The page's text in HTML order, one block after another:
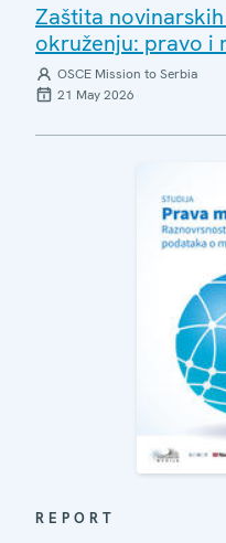
Zaštita
okruženju: pravo i
OSCE Mission to Serbia
21 May 2026
REPORT